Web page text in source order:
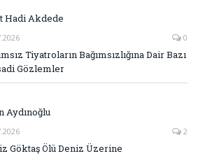
Hadi Akdede
0
Tiyatroların Bağımsızlığına Dair Bazı
Gözlemler
Aydınoğlu
2
Göktaş Ölü Deniz Üzerine